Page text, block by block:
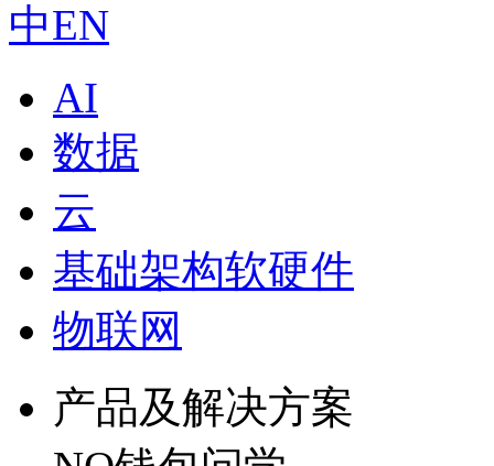
中EN
AI
数据
云
基础架构软硬件
物联网
产品及解决方案